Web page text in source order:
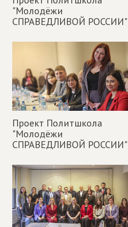
"Молодёжи
СПРАВЕДЛИВОЙ РОССИИ"
Проект Политшкола
"Молодёжи
СПРАВЕДЛИВОЙ РОССИИ"